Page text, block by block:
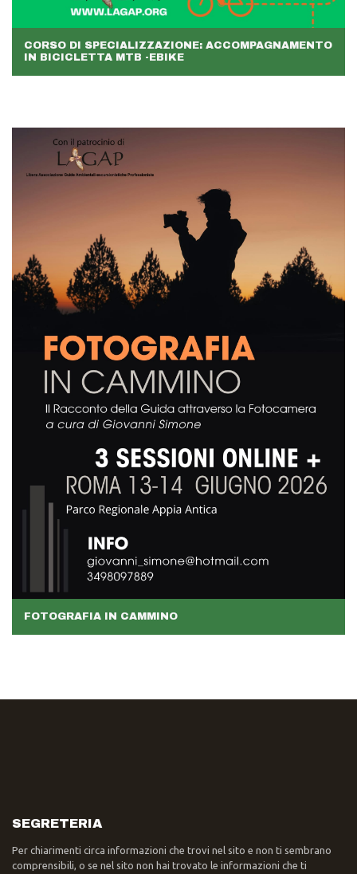
CORSO DI SPECIALIZZAZIONE: ACCOMPAGNAMENTO
IN BICICLETTA MTB -EBIKE
FOTOGRAFIA IN CAMMINO
SEGRETERIA
Per chiarimenti circa informazioni che trovi nel sito e non ti sembrano
comprensibili, o se nel sito non hai trovato le informazioni che ti